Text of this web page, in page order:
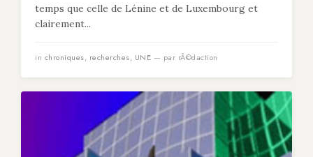
temps que celle de Lénine et de Luxembourg et
clairement...
in chroniques, recherches, UNE — par rÃ©daction